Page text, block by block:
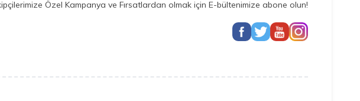
Özel Kampanya ve Fırsatlardan olmak için E-bültenimize abone olun!